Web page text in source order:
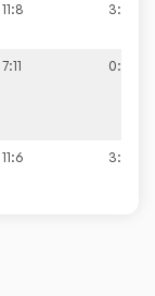
11:8 3:0
7:11 0:3
11:6 3:0